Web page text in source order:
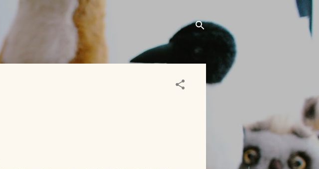
テンツに移動